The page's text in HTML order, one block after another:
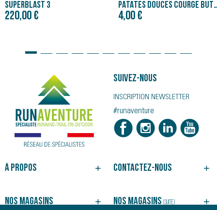
SUPERBLAST 3
220,00 €
PATATES DOUCES COURGE
4,00 €
À propos
NOS MAGASINS
NOS SERVICES
Contactez-nous
SUIVRE VOTRE COMMANDE
JOINDRE UN MAGASIN
Suivez-nous
INSCRIPTION NEWSLETTER
#runaventure
Nos magasins Nos magasins (suite)